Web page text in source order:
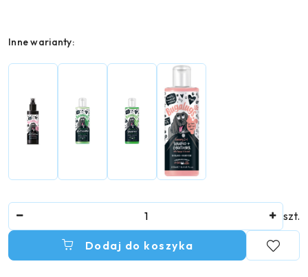
Wariant
Inne warianty:
szt.
Dodaj do koszyka